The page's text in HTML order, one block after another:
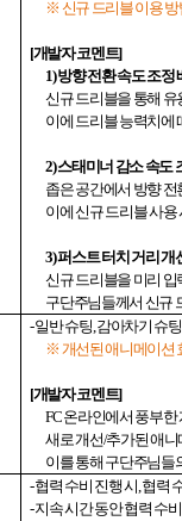
※ 신규 드리블 이용
[개발자 코멘트]
1)방향 전환 속도 조정
신규 드리블을 통해
이에 드리블 능력치에
2)스태미너 감소 속도
좁은 공간에서 방향
이에 신규 드리블 사용
3)퍼스트 터치 거리 개
신규 드리블을 미리 입
구단주님들께서 신규
-일반 슈팅,감아차기 슈팅
※ 개선된 애니메이션
[개발자 코멘트]
FC온라인에서 풍부한
새로 개선/추가된 애니
이를 통해 구단주님들
-협력 수비 진행 시,협력
-지속 시간 동안 협력 수